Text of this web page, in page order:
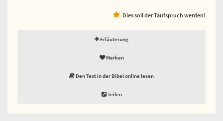
Dies soll der Taufspruch werden!
Erläuterung
Merken
Den Text in der Bibel online lesen
Teilen